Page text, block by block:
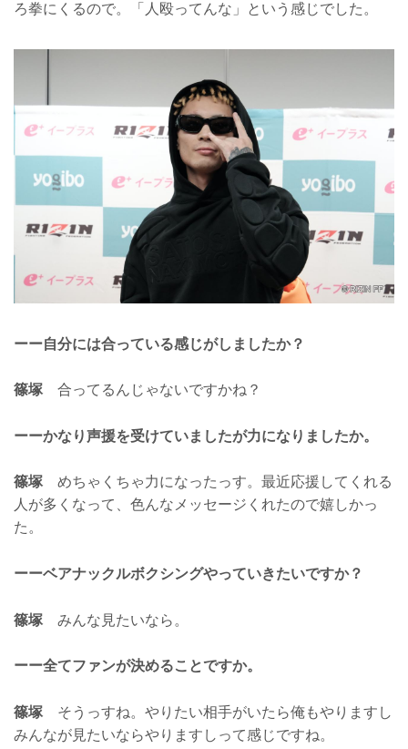
ろ拳にくるので。「人殴ってんな」という感じでした。
ーー自分には合っている感じがしましたか？
篠塚 合ってるんじゃないですかね？
ーーかなり声援を受けていましたが力になりましたか。
篠塚 めちゃくちゃ力になったっす。最近応援してくれる
人が多くなって、色んなメッセージくれたので嬉しかっ
た。
ーーベアナックルボクシングやっていきたいですか？
篠塚 みんな見たいなら。
ーー全てファンが決めることですか。
篠塚 そうっすね。やりたい相手がいたら俺もやりますし
みんなが見たいならやりますしって感じですね。